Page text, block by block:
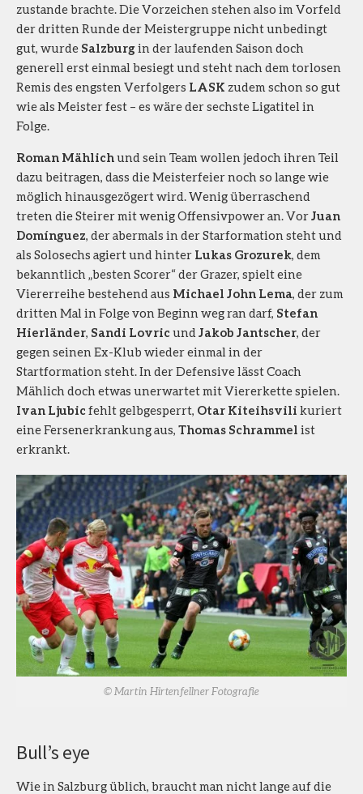
zustande brachte. Die Vorzeichen stehen also im Vorfeld
der dritten Runde der Meistergruppe nicht unbedingt
gut, wurde Salzburgin der laufenden Saison doch
generell erst einmal besiegt und steht nach dem torlosen
Remis des engsten Verfolgers LASK zudem schon so gut
wie als Meister fest – es wäre der sechste Ligatitel in
Folge.
Roman Mählichund sein Team wollen jedoch ihren Teil
dazu beitragen, dass die Meisterfeier noch so lange wie
möglich hinausgezögert wird. Wenig überraschend
treten die Steirer mit wenig Offensivpower an. VorJuan
Domínguez, der abermals in der Starformation steht und
als Solosechs agiert und hinter Lukas Grozurek, dem
bekanntlich „besten Scorer“ der Grazer, spielt eine
Viererreihe bestehend aus Michael John Lema, der zum
dritten Mal in Folge von Beginn weg ran darf, Stefan
Hierländer, Sandi Lovricund Jakob Jantscher, der
gegen seinen Ex-Klub wieder einmal in der
Startformation steht. In der Defensive lässt Coach
Mählich doch etwas unerwartet mit Viererkette spielen.
Ivan Ljubicfehlt gelbgesperrt, Otar Kiteihsvili kuriert
eine Fersenerkrankung aus, Thomas Schrammel ist
erkrankt.
© Martin Hirtenfellner Fotografie
Bull’s eye
Wie in Salzburg üblich, braucht man nicht lange auf die